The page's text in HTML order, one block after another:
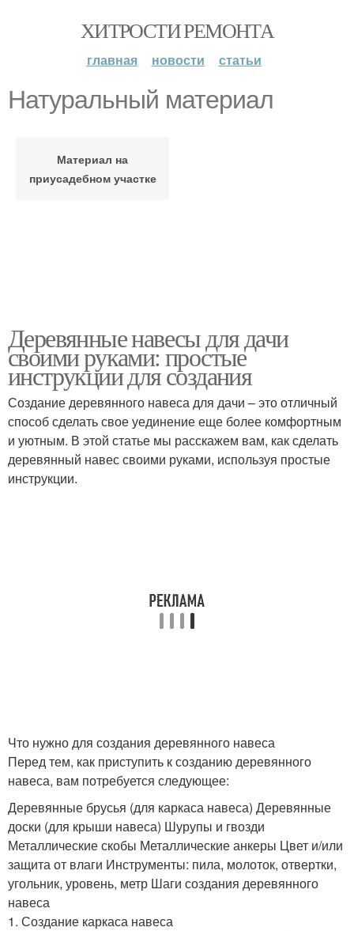
ХИТРОСТИ РЕМОНТА
главная новости статьи
Натуральный материал
Материал на
приусадебном участке
Деревянные навесы для дачи
своими руками: простые
инструкции для создания
Создание деревянного навеса для дачи – это отличный
способ сделать свое уединение еще более комфортным
и уютным. В этой статье мы расскажем вам, как сделать
деревянный навес своими руками, используя простые
инструкции.
Что нужно для создания деревянного навеса
Перед тем, как приступить к созданию деревянного
навеса, вам потребуется следующее:
Деревянные брусья (для каркаса навеса) Деревянные
доски (для крыши навеса) Шурупы и гвозди
Металлические скобы Металлические анкеры Цвет и/или
защита от влаги Инструменты: пила, молоток, отвертки,
угольник, уровень, метр Шаги создания деревянного
навеса
1. Создание каркаса навеса